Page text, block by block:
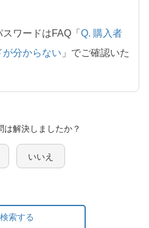
ワードはFAQ「 Q. 購入者
分からない 」でご確認いた
は解決しましたか？
いいえ
索する